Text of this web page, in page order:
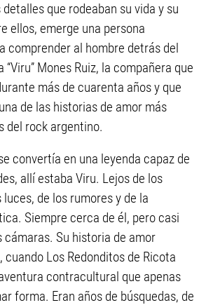
que rodeaban su vida y su
ellos, emerge una persona
comprender al hombre detrás del
Mones Ruiz, la compañera que
más de cuarenta años y que
de las historias de amor más
del rock argentino.
convertía en una leyenda capaz de
allí estaba Viru. Lejos de los
de los rumores y de la
Siempre cerca de él, pero casi
cámaras. Su historia de amor
cuando Los Redonditos de Ricota
contracultural que apenas
forma. Eran años de búsquedas, de